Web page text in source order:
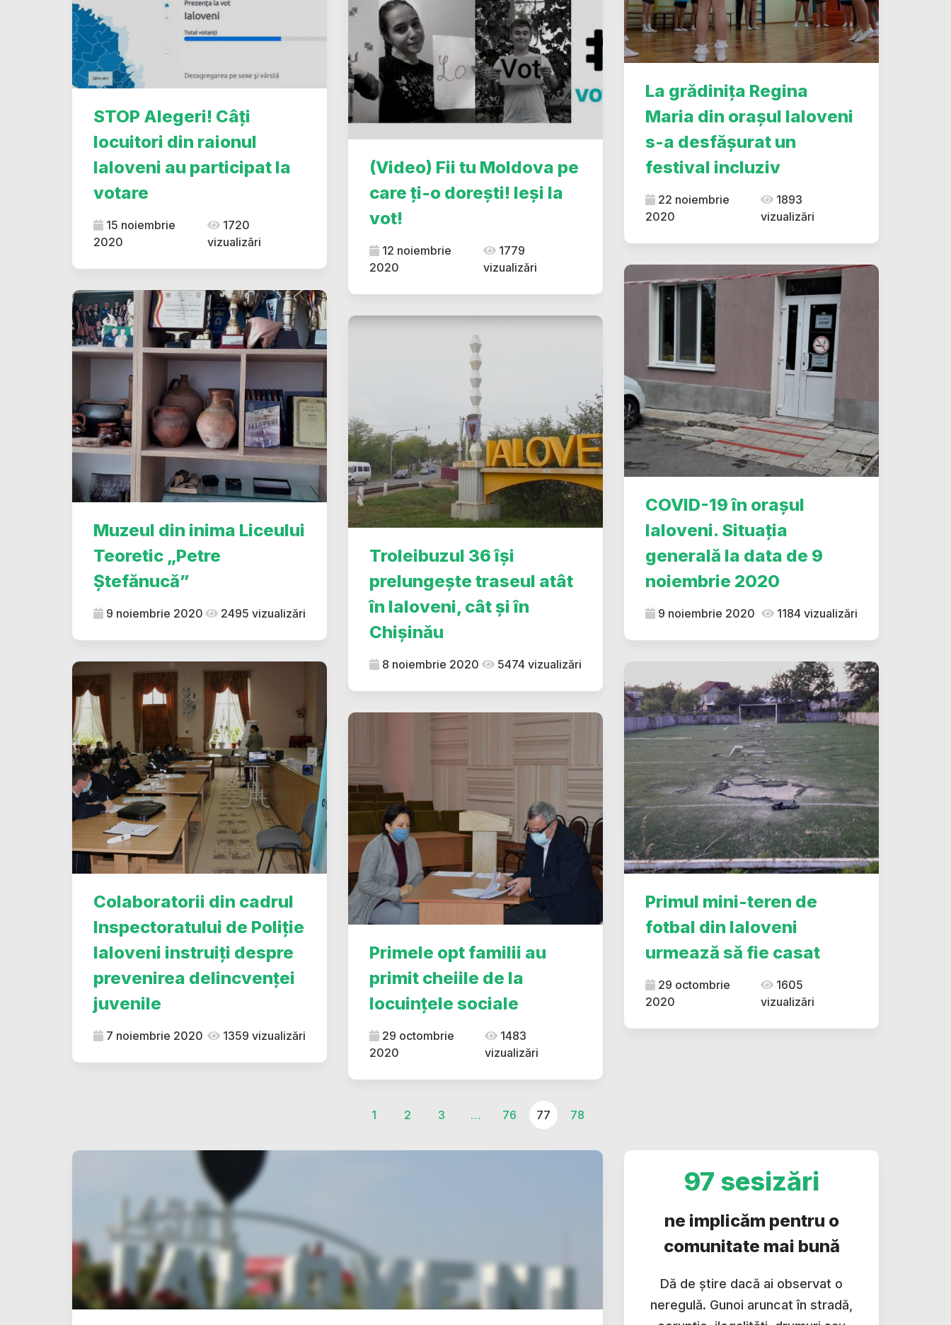
La grădinița Regina
Maria din orașul Ialoveni
s-a desfășurat un
festival incluziv
22 noiembrie
2020
1893
vizualizări
STOP Alegeri! Câți
locuitori din raionul
Ialoveni au participat la
votare
15 noiembrie
2020
1720
vizualizări
(Video) Fii tu Moldova pe
care ți-o dorești! Ieși la
vot!
12 noiembrie
2020
1779
vizualizări
COVID-19 în orașul
Ialoveni. Situația
generală la data de 9
noiembrie 2020
9 noiembrie 2020 1184 vizualizări
Muzeul din inima Liceului
Teoretic „Petre
Ștefănucă”
9 noiembrie 2020 2495 vizualizări
Troleibuzul 36 își
prelungește traseul atât
în Ialoveni, cât și în
Chișinău
8 noiembrie 2020 5474 vizualizări
Colaboratorii din cadrul
Inspectoratului de Poliție
Ialoveni instruiți despre
prevenirea delincvenței
juvenile
7 noiembrie 2020 1359 vizualizări
Primul mini-teren de
fotbal din Ialoveni
urmează să fie casat
29 octombrie
2020
1605
vizualizări
Primele opt familii au
primit cheiile de la
locuințele sociale
29 octombrie
2020
1483
vizualizări
1 2 3 … 76 77 78
97 sesizări
ne implicăm pentru o
comunitate mai bună
Dă de știre dacă ai observat o
neregulă. Gunoi aruncat în stradă,